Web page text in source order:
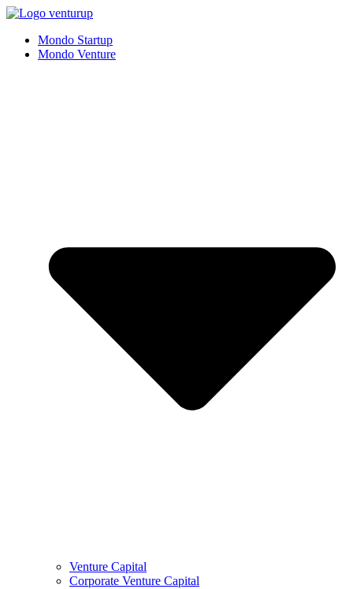
Vai
contenutoMondo Startup
Mondo Venture
Venture Capital
Corporate Venture Capital